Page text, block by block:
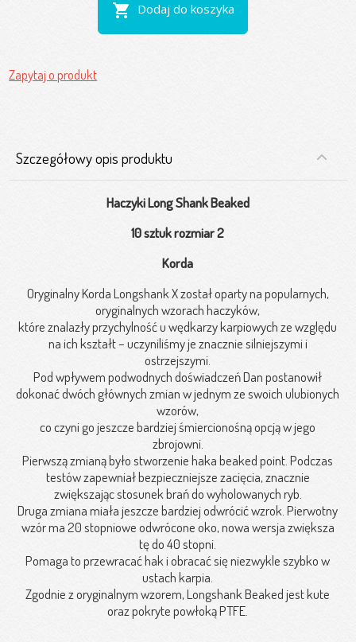
shopping_cart Dodaj do koszyka
Zapytaj o produkt
Szczegółowy opis produktu
Haczyki Long Shank Beaked
10 sztuk rozmiar 2
Korda
Oryginalny Korda Longshank X został oparty na popularnych,
oryginalnych wzorach haczyków,
które znalazły przychylność u wędkarzy karpiowych ze względu
na ich kształt – uczyniliśmy je znacznie silniejszymi i
ostrzejszymi.
Pod wpływem podwodnych doświadczeń Dan postanowił
dokonać dwóch głównych zmian w jednym ze swoich ulubionych
wzorów,
co czyni go jeszcze bardziej śmiercionośną opcją w jego
zbrojowni.
Pierwszą zmianą było stworzenie haka beaked point. Podczas
testów zapewniał bezpieczniejsze zacięcia, znacznie
zwiększając stosunek brań do wyholowanych ryb.
Druga zmiana miała jeszcze bardziej odwrócić wzrok. Pierwotny
wzór ma 20 stopniowe odwrócone oko, nowa wersja zwiększa
tę do 40 stopni.
Pomaga to przewracać hak i obracać się niezwykle szybko w
ustach karpia.
Zgodnie z oryginalnym wzorem, Longshank Beaked jest kute
oraz pokryte powłoką PTFE.